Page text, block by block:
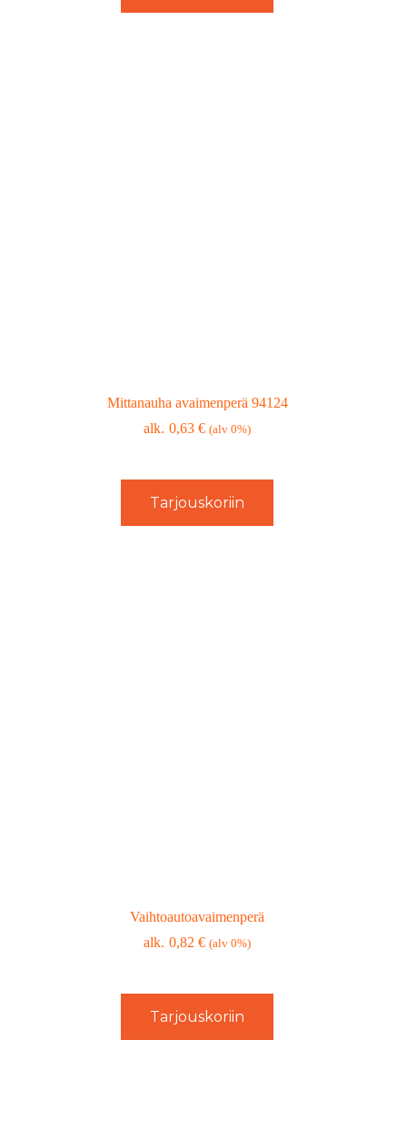
Mittanauha avaimenperä 94124
0,63€ (alv 0%)
Tarjouskoriin
Vaihtoautoavaimenperä
0,82€ (alv 0%)
Tarjouskoriin